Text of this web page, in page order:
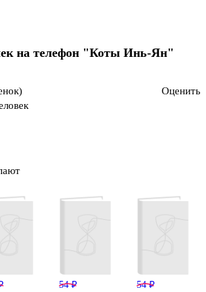
54 ₽ 54 ₽
на телефон "Коты Инь-Ян"
Оценить